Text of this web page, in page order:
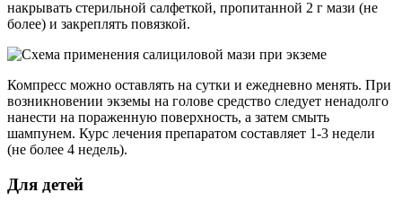
накрывать стерильной салфеткой, пропитанной 2 г мази (не
более) и закреплять повязкой.
Компресс можно оставлять на сутки и ежедневно менять. При
возникновении экземы на голове средство следует ненадолго
нанести на пораженную поверхность, а затем смыть
шампунем. Курс лечения препаратом составляет 1-3 недели
(не более 4 недель).
Для детей